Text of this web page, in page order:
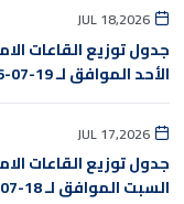
JUL 18,2026
جدول توزيع القاعات
الأحد الموافق لـ 19-07-2026
JUL 17,2026
جدول توزيع القاعات
السبت الموافق لـ 18-07-2026